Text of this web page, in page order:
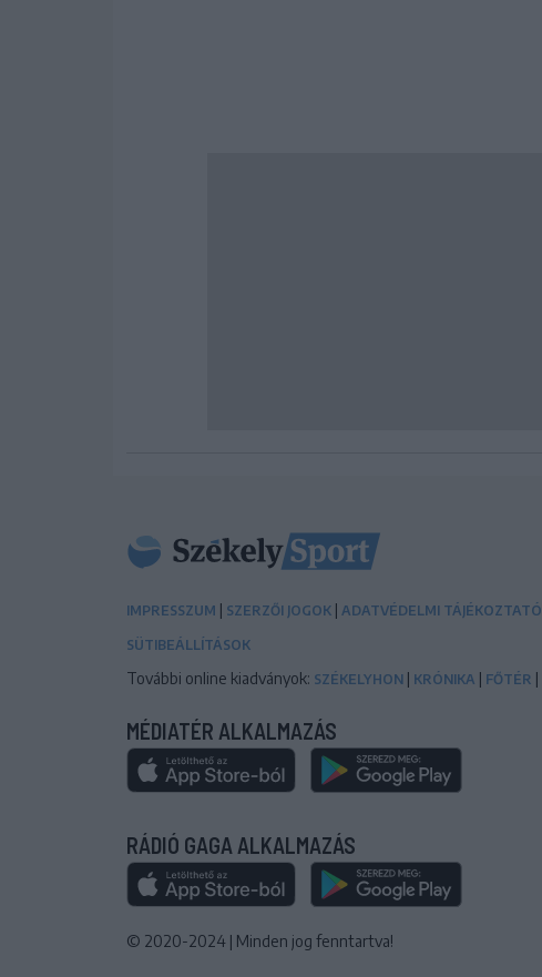
IMPRESSZUM | SZERZŐI JOGOK | ADATVÉDELMI TÁJÉKOZTATÓ
SÜTIBEÁLLÍTÁSOK
További online kiadványok: SZÉKELYHON | KRÓNIKA | FŐTÉR |
MÉDIATÉR ALKALMAZÁS
RÁDIÓ GAGA ALKALMAZÁS
© 2020-2024 | Minden jog fenntartva!